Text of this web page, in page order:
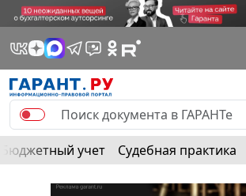
Бюджетный учет Судебная практика